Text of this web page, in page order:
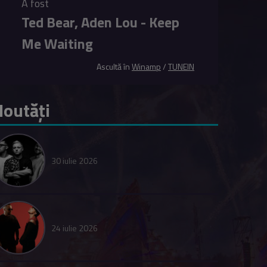
A fost
Ted Bear, Aden Lou - Keep
Me Waiting
Ascultă înWinamp/TUNEIN
30 iulie 2026
24 iulie 2026